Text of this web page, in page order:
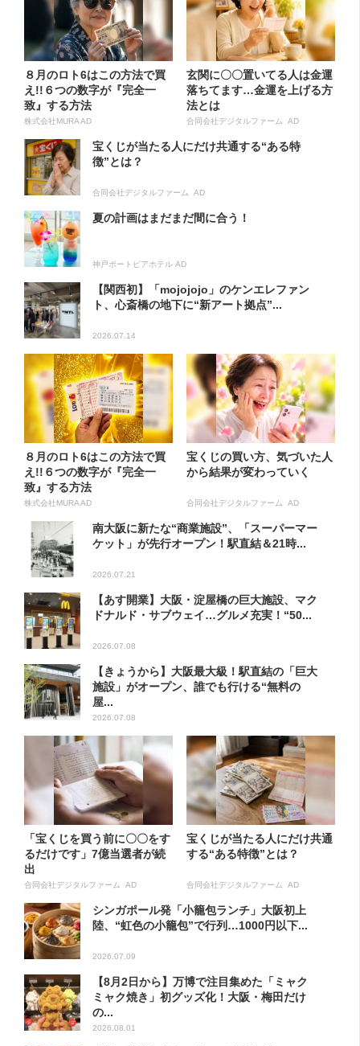
８月のロト6はこの方法で買
え!!６つの数字が『完全一
致』する方法
株式会社MURA AD
玄関に〇〇置いてる人は金運
落ちてます…金運を上げる方
法とは
合同会社デジタルファーム AD
宝くじが当たる人にだけ共通する“ある特
徴”とは？
合同会社デジタルファーム AD
夏の計画はまだまだ間に合う！
神戸ポートピアホテル AD
【関西初】「mojojojo」のケンエレファン
ト、心斎橋の地下に“新アート拠点”...
2026.07.14
８月のロト6はこの方法で買
え!!６つの数字が『完全一
致』する方法
株式会社MURA AD
宝くじの買い方、気づいた人
から結果が変わっていく
合同会社デジタルファーム AD
南大阪に新たな“商業施設”、「スーパーマー
ケット」が先行オープン！駅直結＆21時...
2026.07.21
【あす開業】大阪・淀屋橋の巨大施設、マク
ドナルド・サブウェイ…グルメ充実！“50...
2026.07.08
【きょうから】大阪最大級！駅直結の「巨大
施設」がオープン、誰でも行ける“無料の
屋...
2026.07.08
「宝くじを買う前に〇〇をす
るだけです」7億当選者が続
出
合同会社デジタルファーム AD
宝くじが当たる人にだけ共通
する“ある特徴”とは？
合同会社デジタルファーム AD
シンガポール発「小籠包ランチ」大阪初上
陸、“虹色の小籠包”で行列…1000円以下...
2026.07.09
【8月2日から】万博で注目集めた「ミャク
ミャク焼き」初グッズ化！大阪・梅田だけ
の...
2026.08.01